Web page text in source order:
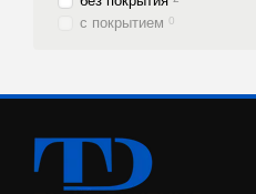
с покрытием 0